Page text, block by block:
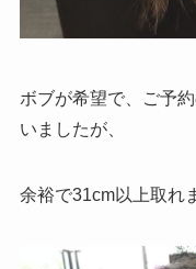
ボブが希望で、ご予
いましたが、
余裕で31cm以上取れ